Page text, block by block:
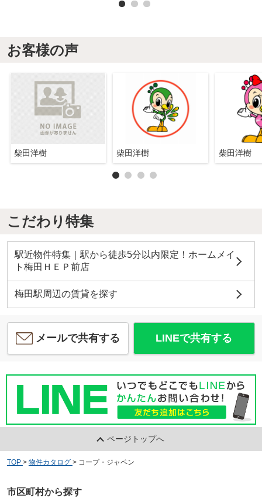
お客様の声
柴田洋樹 柴田洋樹 柴田洋樹
こだわり特集
駅近物件特集｜駅から徒歩5分以内限定！ホームメイ
ト梅田ＨＥＰ前店
梅田駅周辺の賃貸を探す
メールで共有する LINEで共有する
ページトップへ
TOP > 物件カタログ > コープ・ジャペン
市区町村から探す